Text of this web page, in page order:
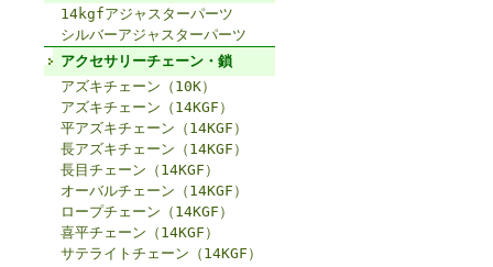
14kgfアジャスターパーツ
シルバーアジャスターパーツ
アクセサリーチェーン・鎖
アズキチェーン（10K）
アズキチェーン（14KGF）
平アズキチェーン（14KGF）
長アズキチェーン（14KGF）
長目チェーン（14KGF）
オーバルチェーン（14KGF）
ロープチェーン（14KGF）
喜平チェーン（14KGF）
サテライトチェーン（14KGF）